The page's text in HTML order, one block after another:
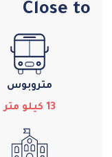
Close to
متروبوس
13 كيلو متر